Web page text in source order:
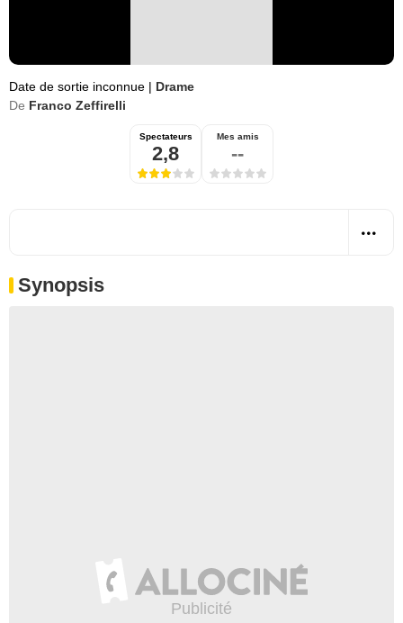
Date de sortie inconnue | Drame
De Franco Zeffirelli
Spectateurs
2,8
Mes amis
--
Synopsis